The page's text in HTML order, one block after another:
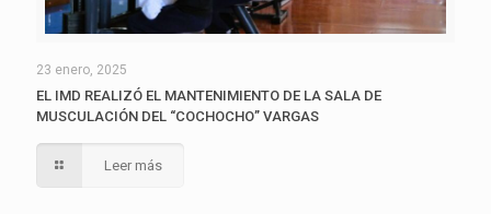
23 enero, 2025
EL IMD REALIZÓ EL MANTENIMIENTO DE LA SALA DE
MUSCULACIÓN DEL “COCHOCHO” VARGAS
Leer más